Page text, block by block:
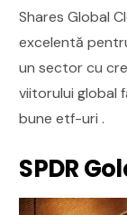
Shares Global
excelentă
un sector cu
viitorului global
bune etf-uri .
SPDR